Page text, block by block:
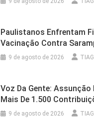
Paulistanos Enfrentam
Vacinação Contra
9 de agosto de 2026
Voz Da Gente: Assunção
Mais De 1.500
9 de agosto de 2026